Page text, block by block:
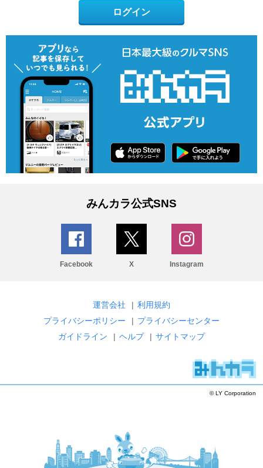
ログイン
みんカラ公式SNS
Facebook X Instagram
運営会社 | 利用規約
プライバシーポリシー
| プライバシーセンター
ガイドライン
| ヘルプ | サイトマップ
© LY Corporation